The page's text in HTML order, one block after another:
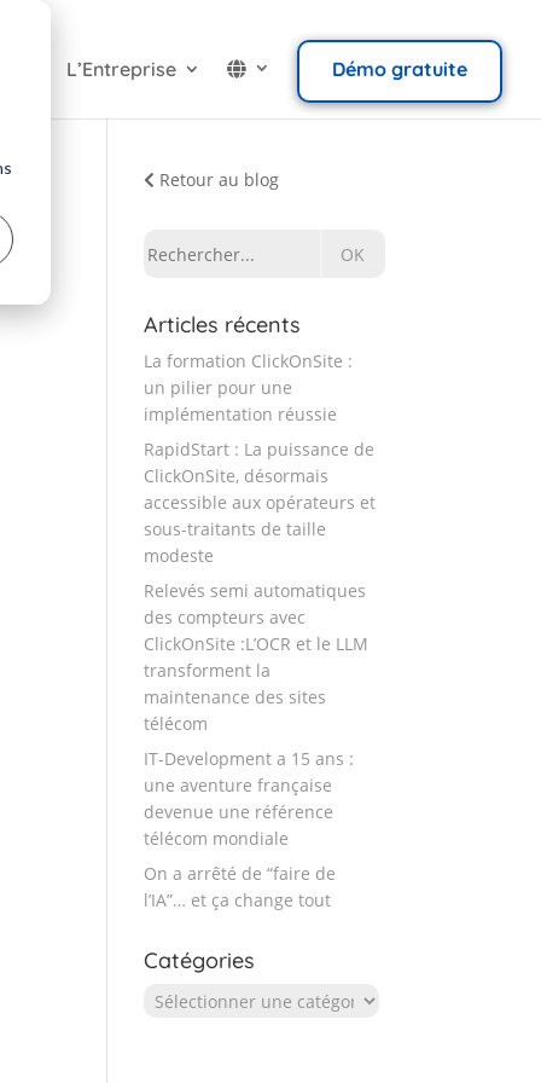
L’Entreprise Démo gratuite
Retour au blog
Articles récents
La formation ClickOnSite :
un pilier pour une
implémentation réussie
RapidStart : La puissance de
ClickOnSite, désormais
accessible aux opérateurs et
sous-traitants de taille
modeste
Relevés semi automatiques
des compteurs avec
ClickOnSite :L’OCR et le LLM
transforment la
maintenance des sites
télécom
IT-Development a 15 ans :
une aventure française
devenue une référence
télécom mondiale
On a arrêté de “faire de
l’IA”… et ça change tout
Catégories
Catégories